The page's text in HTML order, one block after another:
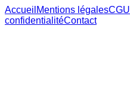
Accueil Mentions légalesCGU
confidentialitéContact